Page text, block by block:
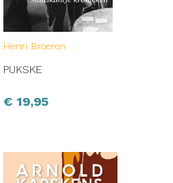
Henri Broeren
PUKSKE
€ 19,95